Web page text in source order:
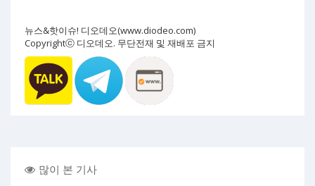
뉴스&핫이슈! 디오데오(www.diodeo.com)
Copyrightⓒ 디오데오. 무단전재 및 재배포 금지
많이 본 기사